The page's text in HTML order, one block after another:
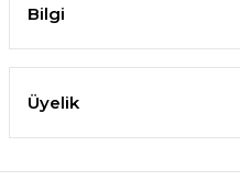
Bilgi
Üyelik